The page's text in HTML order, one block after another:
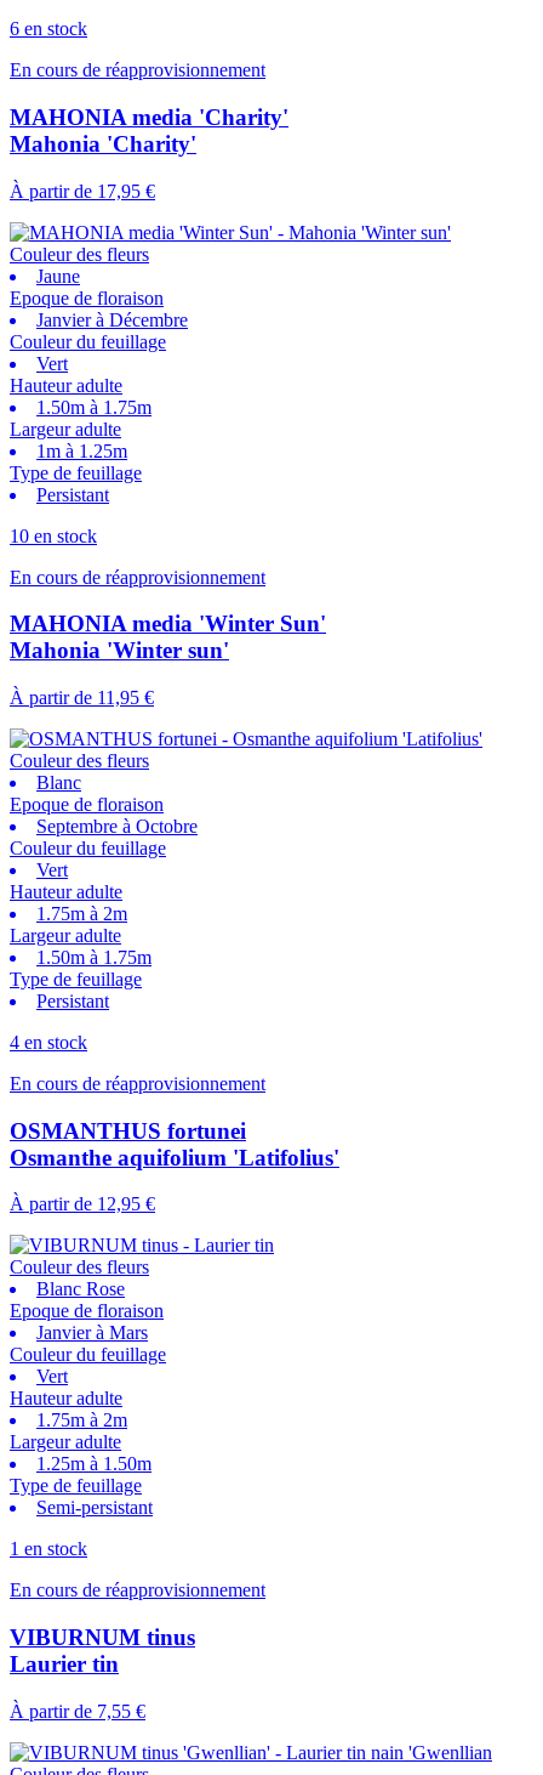
6 en stock
En cours de réapprovisionnement
MAHONIA media 'Charity'
Mahonia 'Charity'
À partir de 17,95 €
Couleur des fleurs
Jaune
Epoque de floraison
Janvier à Décembre
Couleur du feuillage
Vert
Hauteur adulte
1.50m à 1.75m
Largeur adulte
1m à 1.25m
Type de feuillage
Persistant
10 en stock
En cours de réapprovisionnement
MAHONIA media 'Winter Sun'
Mahonia 'Winter sun'
À partir de 11,95 €
Couleur des fleurs
Blanc
Epoque de floraison
Septembre à Octobre
Couleur du feuillage
Vert
Hauteur adulte
1.75m à 2m
Largeur adulte
1.50m à 1.75m
Type de feuillage
Persistant
4 en stock
En cours de réapprovisionnement
OSMANTHUS fortunei
Osmanthe aquifolium 'Latifolius'
À partir de 12,95 €
Couleur des fleurs
Blanc Rose
Epoque de floraison
Janvier à Mars
Couleur du feuillage
Vert
Hauteur adulte
1.75m à 2m
Largeur adulte
1.25m à 1.50m
Type de feuillage
Semi-persistant
1 en stock
En cours de réapprovisionnement
VIBURNUM tinus
Laurier tin
À partir de 7,55 €